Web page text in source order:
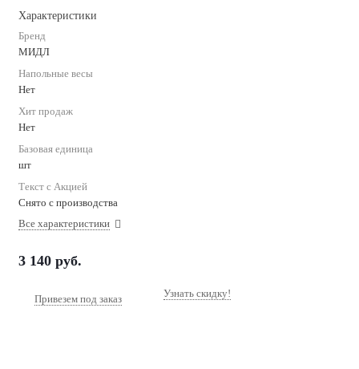
Характеристики
Бренд
МИДЛ
Напольные весы
Нет
Хит продаж
Нет
Базовая единица
шт
Текст с Акцией
Снято с производства
Все характеристики
3 140 руб.
Привезем под заказ Узнать скидку!